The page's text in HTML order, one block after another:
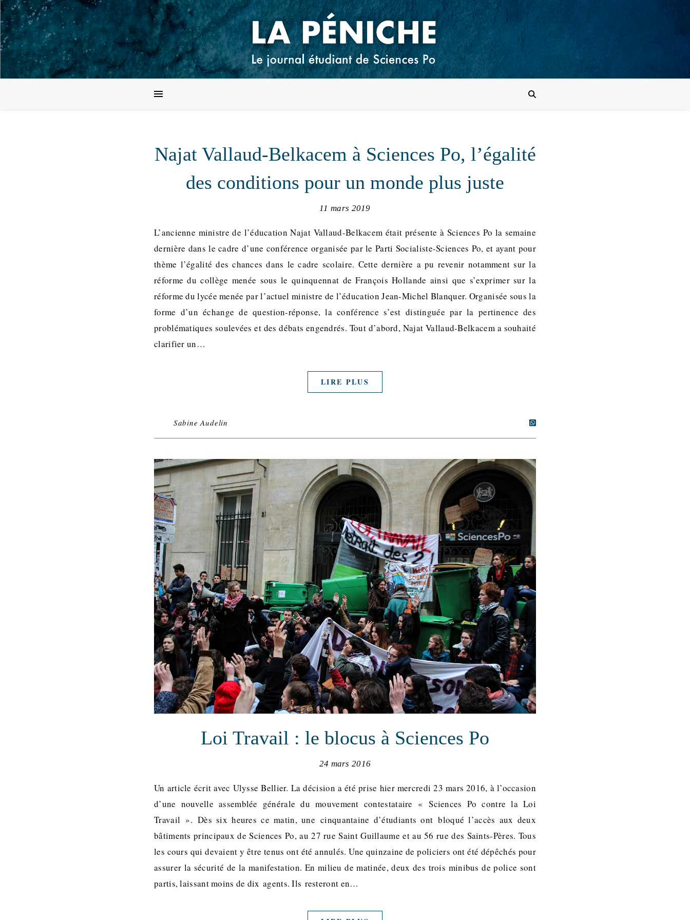
Najat Vallaud-Belkacem à Sciences Po, l’égalité
des conditions pour un monde plus juste
11 mars 2019
L’ancienne ministre de l’éducation Najat Vallaud-Belkacem était présente à Sciences Po la semaine
dernière dans le cadre d’une conférence organisée par le Parti Socialiste-Sciences Po, et ayant pour
thème l’égalité des chances dans le cadre scolaire. Cette dernière a pu revenir notamment sur la
réforme du collège menée sous le quinquennat de François Hollande ainsi que s’exprimer sur la
réforme du lycée menée par l’actuel ministre de l’éducation Jean-Michel Blanquer. Organisée sous la
forme d’un échange de question-réponse, la conférence s’est distinguée par la pertinence des
problématiques soulevées et des débats engendrés. Tout d’abord, Najat Vallaud-Belkacem a souhaité
clarifier un…
LIRE PLUS
Sabine Audelin
Loi Travail : le blocus à Sciences Po
24 mars 2016
Un article écrit avec Ulysse Bellier. La décision a été prise hier mercredi 23 mars 2016, à l’occasion
d’une nouvelle assemblée générale du mouvement contestataire « Sciences Po contre la Loi
Travail ». Dès six heures ce matin, une cinquantaine d’étudiants ont bloqué l’accès aux deux
bâtiments principaux de Sciences Po, au 27 rue Saint Guillaume et au 56 rue des Saints-Pères. Tous
les cours qui devaient y être tenus ont été annulés. Une quinzaine de policiers ont été dépêchés pour
assurer la sécurité de la manifestation. En milieu de matinée, deux des trois minibus de police sont
partis, laissant moins de dix agents. Ils resteront en…